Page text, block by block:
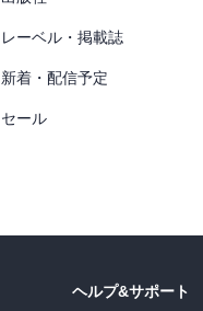
レーベル・掲載誌
新着・配信予定
セール
ヘルプ&サポート